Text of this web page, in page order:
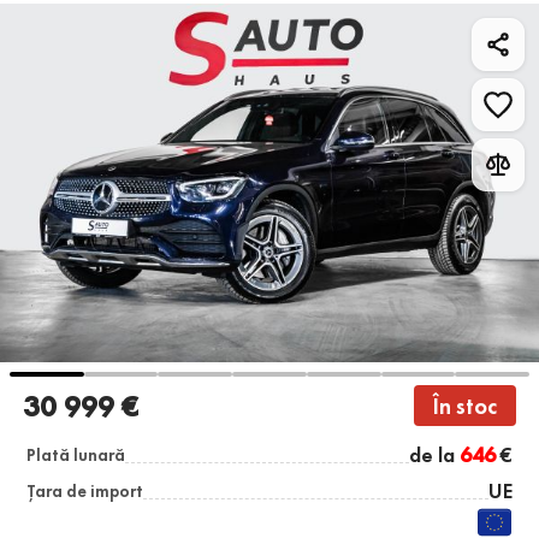
30 999 € În stoc
Plată lunară de la 646€
Țara de import UE